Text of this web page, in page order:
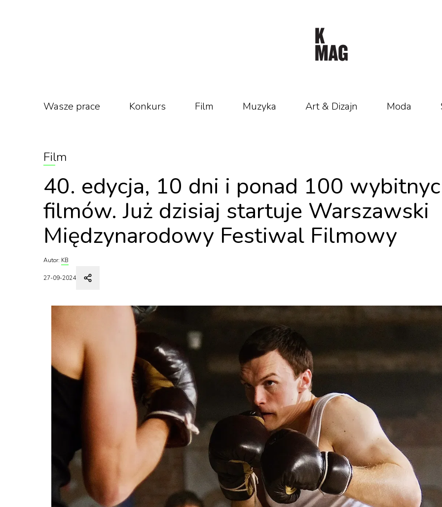
Wasze prace Konkurs Film Muzyka Art & Dizajn Moda
Film
40. edycja, 10 dni i ponad 100
filmów. Już dzisiaj startuje Warszawski
Międzynarodowy Festiwal Filmowy
Autor: KB
27-09-2024